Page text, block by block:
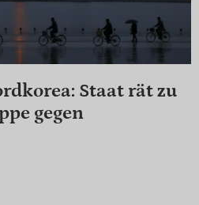
Staat rät zu
gegen